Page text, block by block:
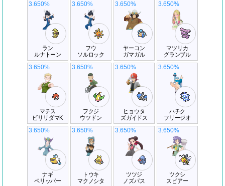
ラン
ルナトーン
3.650%
フウ
ソルロック
3.650%
ヤーコン
ガマガル
3.650%
マツリカ
グランブル
3.650%
マチス
ビリリダマK
3.650%
フクジ
ウツドン
3.650%
ヒョウタ
ズガイドス
3.650%
ハチク
フリージオ
3.650%
ナギ
ペリッパー
3.650%
トウキ
マクノシタ
3.650%
ツツジ
ノズパス
3.650%
ツクシ
スピアー
3.650%